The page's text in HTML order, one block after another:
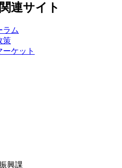
関連サイト
ラム
策
ケット
興課